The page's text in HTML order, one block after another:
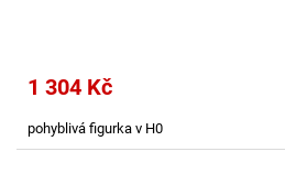
1 304 Kč
pohyblivá figurka v H0